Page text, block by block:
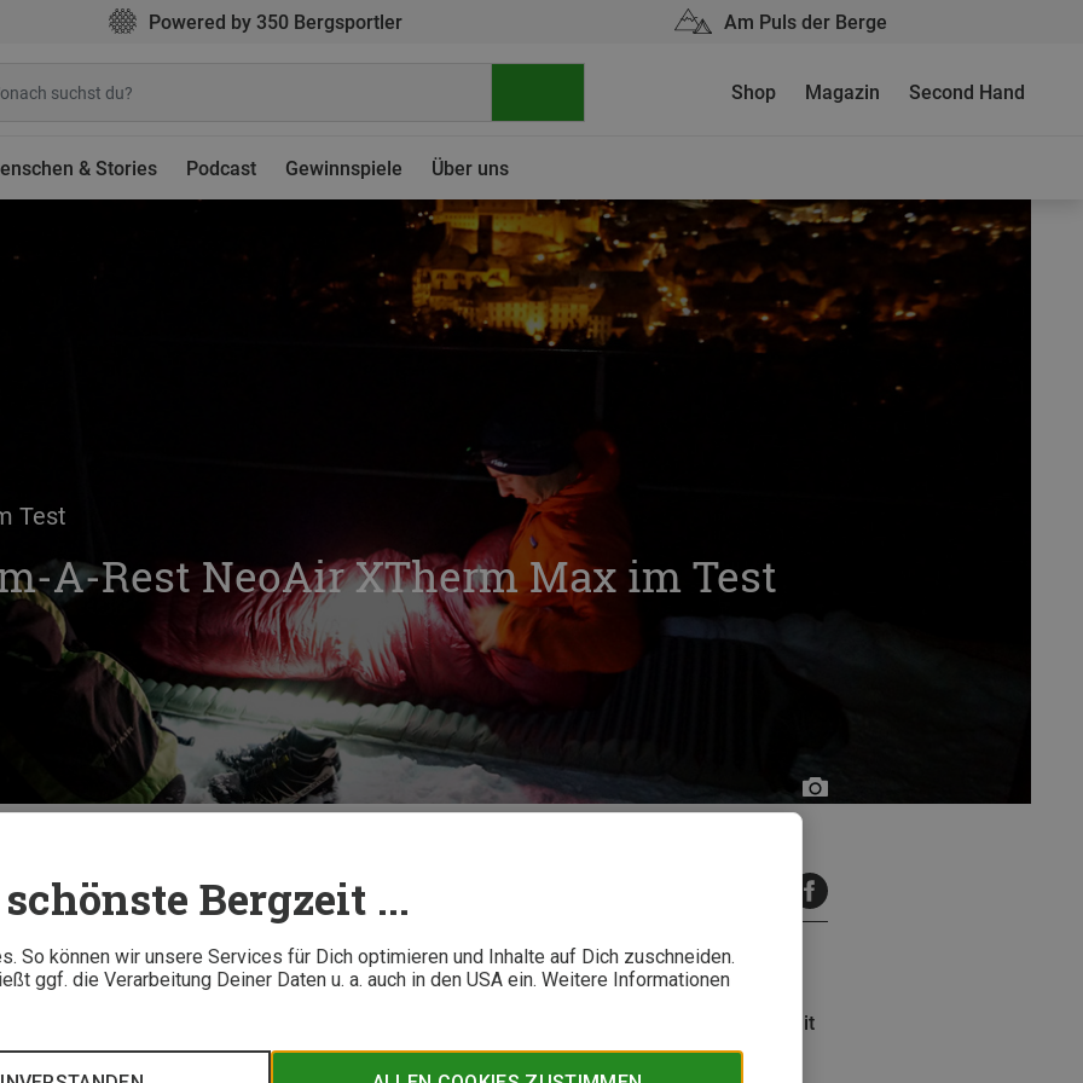
Bergzeit ...
So können wir unsere Services für Dich optimieren und Inhalte auf Dich zuschneiden.
ggf. die Verarbeitung Deiner Daten u. a. auch in den USA ein. Weitere Informationen
Powered by 350 Bergsportler Am Puls der Berge
& Stories Podcast Gewinnspiele Über uns
Shop Magazin Second Hand
Test
A-Rest NeoAir XTherm Max im Test
Alexandro
Wöckner
- heißt es sprichwörtlich. Spätestens wer bei kalten Temperaturen biwakiert, muss sich mit
auseinandersetzen. Alexandro Wöckner hat die Therm-A-Rest NeoAir XTherm Max